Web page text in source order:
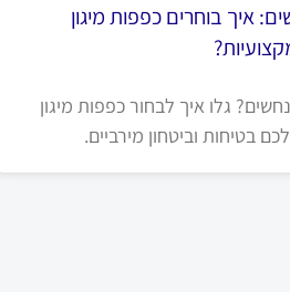
איך בוחרים כפפות מיגון
גלו איך לבחור כפפות מיגון
בטיחות וביטחון מירביים.